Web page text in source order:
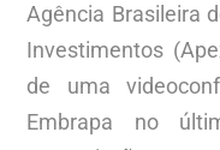
Agência Brasileira
Investimentos
de uma
Embrapa no